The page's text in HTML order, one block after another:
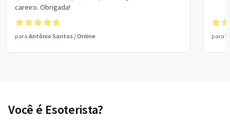
careiro. Obrigada!
para Antônio Santos /Online para
Você é Esoterista?